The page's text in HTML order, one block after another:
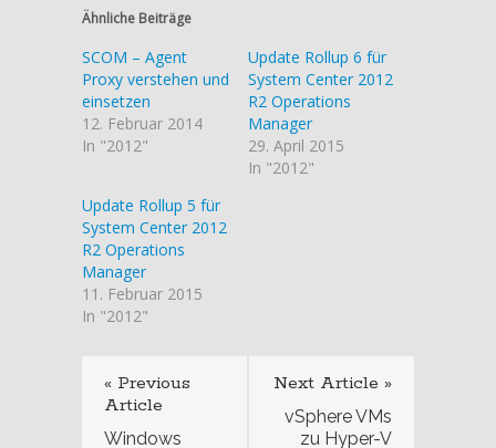
Ähnliche Beiträge
SCOM – Agent
Proxy verstehen und
einsetzen
12. Februar 2014
In "2012"
Update Rollup 6 für
System Center 2012
R2 Operations
Manager
29. April 2015
In "2012"
Update Rollup 5 für
System Center 2012
R2 Operations
Manager
11. Februar 2015
In "2012"
« Previous
Article
Windows
Next Article »
vSphere VMs
zu Hyper-V